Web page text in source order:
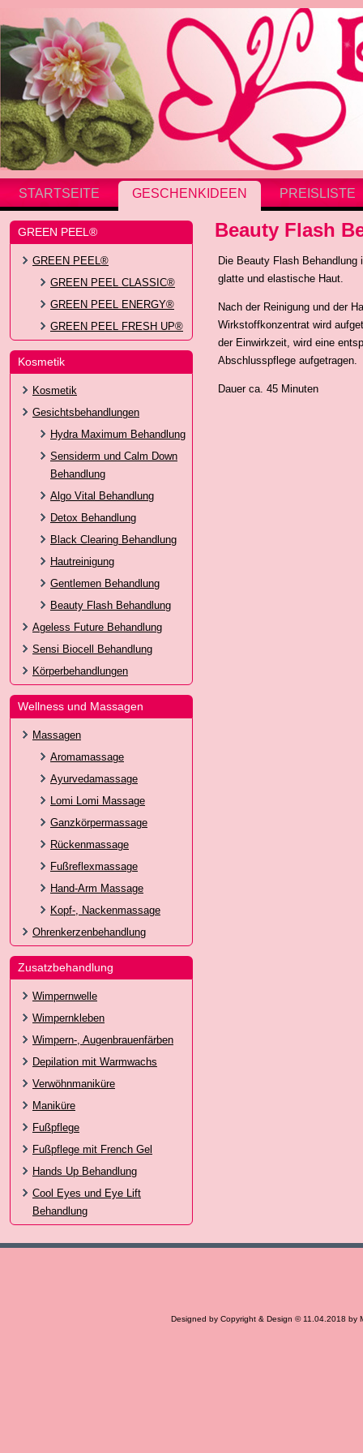
STARTSEITE GESCHENKIDEEN PREISLISTE
GREEN PEEL®
GREEN PEEL®
GREEN PEEL CLASSIC®
GREEN PEEL ENERGY®
GREEN PEEL FRESH UP®
Kosmetik
Kosmetik
Gesichtsbehandlungen
Hydra Maximum Behandlung
Sensiderm und Calm Down
Behandlung
Algo Vital Behandlung
Detox Behandlung
Black Clearing Behandlung
Hautreinigung
Gentlemen Behandlung
Beauty Flash Behandlung
Ageless Future Behandlung
Sensi Biocell Behandlung
Körperbehandlungen
Wellness und Massagen
Massagen
Aromamassage
Ayurvedamassage
Lomi Lomi Massage
Ganzkörpermassage
Rückenmassage
Fußreflexmassage
Hand-Arm Massage
Kopf-, Nackenmassage
Ohrenkerzenbehandlung
Zusatzbehandlung
Wimpernwelle
Wimpernkleben
Wimpern-, Augenbrauenfärben
Depilation mit Warmwachs
Verwöhnmaniküre
Maniküre
Fußpflege
Fußpflege mit French Gel
Hands Up Behandlung
Cool Eyes und Eye Lift
Behandlung
Beauty Flash
Die Beauty Flash
glatte und elastische Haut.
Nach der Reinigung und der
Wirkstoffkonzentrat wird
der Einwirkzeit, wird eine
Abschlusspflege aufgetragen.
Dauer ca. 45 Minuten
Designed by Copyright & Design © 11.04.2018 by